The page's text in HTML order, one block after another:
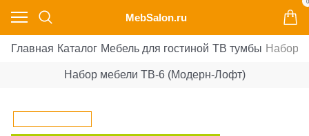
MebSalon.ru
0
Главная Каталог Мебель для гостиной ТВ тумбы Набор
Набор мебели ТВ-6 (Модерн-Лофт)